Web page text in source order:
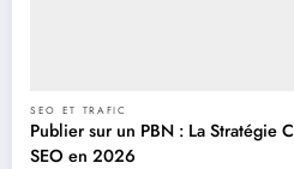
SEO ET TRAFIC
Publier sur un PBN : La Stratégie
SEO en 2026